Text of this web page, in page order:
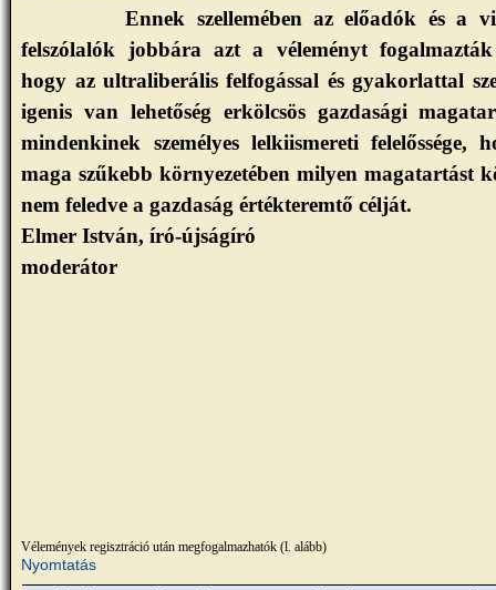
Ennek szellemében az előadók és a
felszólalók jobbára azt a véleményt
hogy az ultraliberális felfogással és gyakorlattal
igenis van lehetőség erkölcsös gazdasági
mindenkinek személyes lelkiismereti felelőssége,
maga szűkebb környezetében milyen magatartást
nem feledve a gazdaság értékteremtő célját.
Elmer István, író-újságíró
moderátor
Vélemények regisztráció után megfogalmazhatók (l. alább)
Nyomtatás